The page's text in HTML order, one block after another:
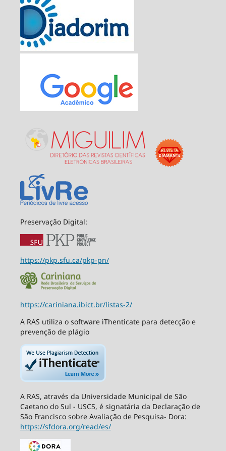
Preservação Digital:
https://pkp.sfu.ca/pkp-pn/
https://cariniana.ibict.br/listas-2/
A RAS utiliza o software iThenticate para detecção e
prevenção de plágio
A RAS, através da Universidade Municipal de São
Caetano do Sul - USCS, é signatária da Declaração de
São Francisco sobre Avaliação de Pesquisa- Dora:
https://sfdora.org/read/es/